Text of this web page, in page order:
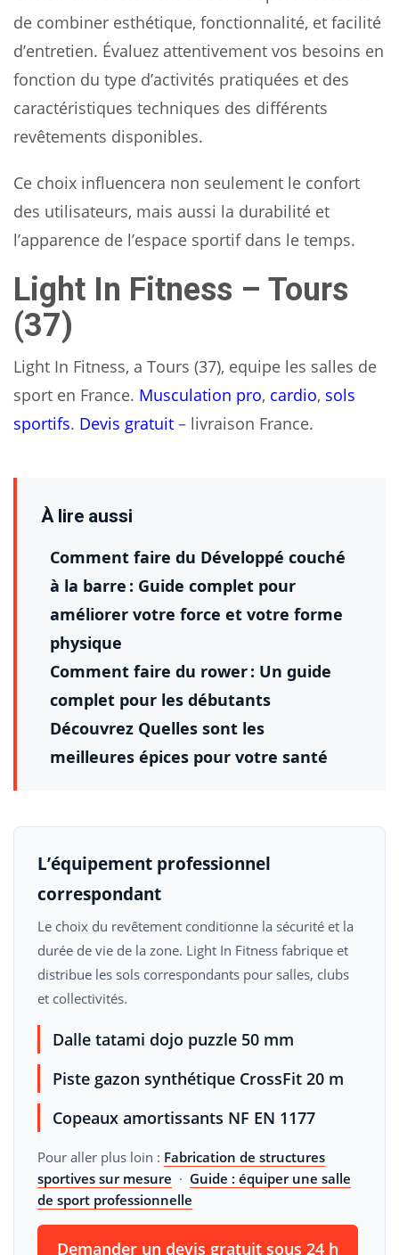
de combiner esthétique, fonctionnalité, et facilité
d’entretien. Évaluez attentivement vos besoins en
fonction du type d’activités pratiquées et des
caractéristiques techniques des différents
revêtements disponibles.
Ce choix influencera non seulement le confort
des utilisateurs, mais aussi la durabilité et
l’apparence de l’espace sportif dans le temps.
Light In Fitness – Tours
(37)
Light In Fitness, a Tours (37), equipe les salles de
sport en France. Musculation pro, cardio, sols
sportifs. Devis gratuit – livraison France.
À lire aussi
Comment faire du Développé couché
à la barre : Guide complet pour
améliorer votre force et votre forme
physique
Comment faire du rower : Un guide
complet pour les débutants
Découvrez Quelles sont les
meilleures épices pour votre santé
L’équipement professionnel
correspondant
Le choix du revêtement conditionne la sécurité et la
durée de vie de la zone. Light In Fitness fabrique et
distribue les sols correspondants pour salles, clubs
et collectivités.
Dalle tatami dojo puzzle 50 mm
Piste gazon synthétique CrossFit 20 m
Copeaux amortissants NF EN 1177
Pour aller plus loin : Fabrication de structures
sportives sur mesure · Guide : équiper une salle
de sport professionnelle
Demander un devis gratuit sous 24 h